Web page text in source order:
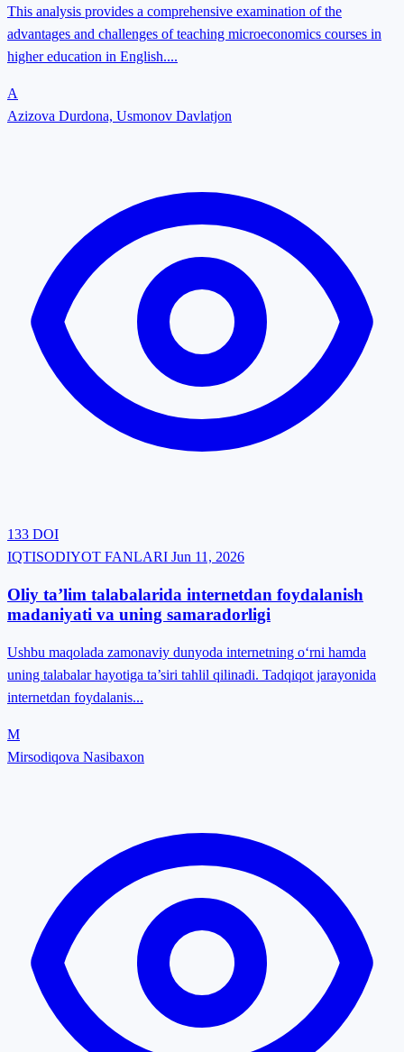
This analysis provides a comprehensive examination of the
advantages and challenges of teaching microeconomics courses in
higher education in English....
A
Azizova Durdona, Usmonov Davlatjon
133 DOI
IQTISODIYOT FANLARI Jun 11, 2026
Oliy ta’lim talabalarida internetdan foydalanish
madaniyati va uning samaradorligi
Ushbu maqolada zamonaviy dunyoda internetning o‘rni hamda
uning talabalar hayotiga ta’siri tahlil qilinadi. Tadqiqot jarayonida
internetdan foydalanis...
M
Mirsodiqova Nasibaxon